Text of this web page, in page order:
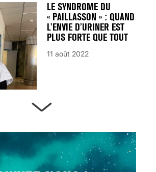
LE SYNDROME DU
« PAILLASSON » : QUAND
L’ENVIE D’URINER EST
PLUS FORTE QUE TOUT
11 août 2022
13 août 2024